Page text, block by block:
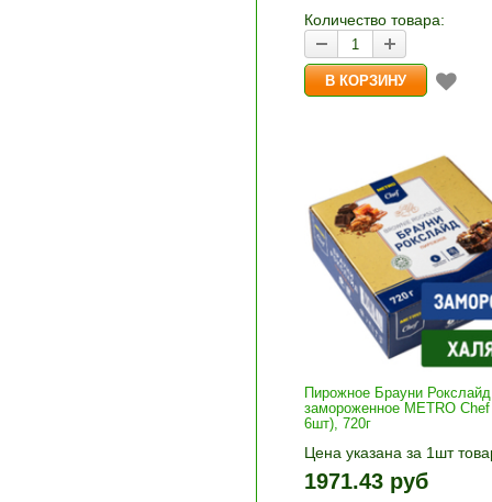
Количество товара:
Пирожное Брауни
замороженное METRO Chef
6шт), 720г
Цена указана за 1шт
1шт прибавляется
и «-». Выберите нужное
1971.43 руб